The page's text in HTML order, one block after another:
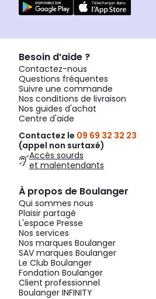
Besoin d’aide ?
Contactez-nous
Questions fréquentes
Suivre une commande
Nos conditions de livraison
Nos guides d'achat
Centre d'aide
Contactez le 09 69 32 32 23
(appel non surtaxé)
Accès sourds
et malentendants
À propos de Boulanger
Qui sommes nous
Plaisir partagé
L'espace Presse
Nos services
Nos marques Boulanger
SAV marques Boulanger
Le Club Boulanger
Fondation Boulanger
Client professionnel
Boulanger INFINITY